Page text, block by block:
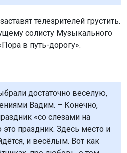
телезрителей грустить.
солисту Музыкального
в путь-дорогу».
достаточно весёлую,
Вадим. – Конечно,
«со слезами на
это праздник. Здесь место и
и весёлым. Вот как